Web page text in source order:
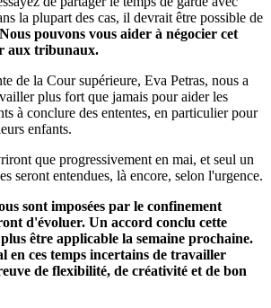
la plupart des cas, il devrait être possible de
Nous pouvons vous aider à négocier cet
aux tribunaux.
de la Cour supérieure, Eva Petras, nous a
plus fort que jamais pour aider les
à conclure des ententes, en particulier pour
enfants.
que progressivement en mai, et seul un
seront entendues, là encore, selon l'urgence.
sont imposées par le confinement
d'évoluer. Un accord conclu cette
être applicable la semaine prochaine.
en ces temps incertains de travailler
de flexibilité, de créativité et de bon